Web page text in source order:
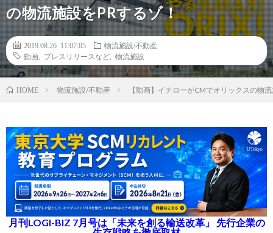
の物流施設をPRするゾ！
2019.08.26 11:07:05
物流施設/不動産
動画
プレスリリースなど 物流施設
HOME 物流施設/不動産 【動画】イチローがCMでオリックスの物
月刊LOGI-BIZ 7月号は「未来を創る輸送改革」 先行企業の